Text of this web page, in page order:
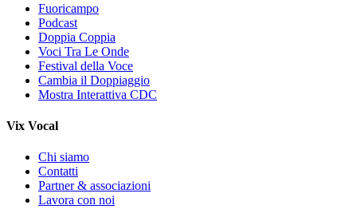
Fuoricampo
Podcast
Doppia Coppia
Voci Tra Le Onde
Festival della Voce
Cambia il Doppiaggio
Mostra Interattiva CDC
Vix Vocal
Chi siamo
Contatti
Partner & associazioni
Lavora con noi